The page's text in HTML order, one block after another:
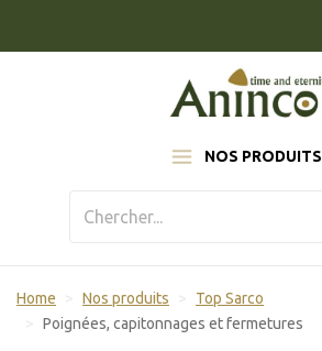
NOS PRODUITS
Home Nos produits
Top Sarco
Poignées, capitonnages et fermetures